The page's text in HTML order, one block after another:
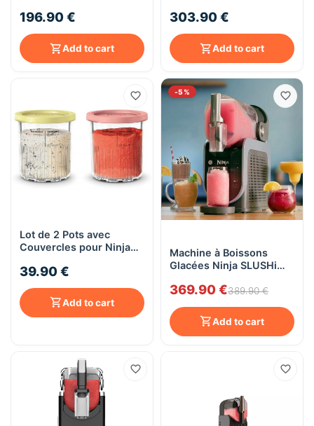
196.90 €
Add to cart
303.90 €
Add to cart
Lot de 2 Pots avec
Couvercles pour Ninja
Accessoire Compatible
39.90 €
Add to cart
-5%
Machine à Boissons
Glacées Ninja SLUSHi
Cocktails, Frappés,
Programmes, 2,5 L
369.90 €389.90 €
Add to cart